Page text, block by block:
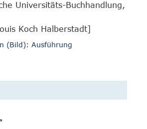
Universitäts-Buchhandlung,
Koch Halberstadt]
(Bild): Ausführung